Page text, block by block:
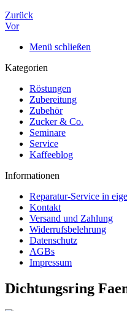
Zurück
Vor
Menü schließen
Kategorien
Röstungen
Zubereitung
Zubehör
Zucker & Co.
Seminare
Service
Kaffeeblog
Informationen
Reparatur-Service in
Kontakt
Versand und Zahlung
Widerrufsbelehrung
Datenschutz
AGBs
Impressum
Dichtungsring